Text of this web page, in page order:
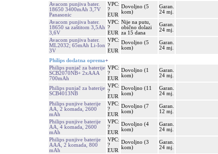
Avacom punjiva bater.
18650 3400mAh 3,7V
Panasonic
VPC:
?
EUR
Dovoljno (5
kom)
Garan.
24 mj.
Avacom punjiva bater.
18650 sa zaštitom 3,5Ah
3,6V
VPC:
?
EUR
Nije na putu,
obično dolazi
za 15 dana
Garan.
24 mj.
Avacom punjiva bater.
ML2032; 65mAh Li-Ion
3V
VPC:
?
EUR
Dovoljno (5
kom)
Garan.
24 mj.
Philips dodatna oprema+
Philips punjač za baterije
SCB2070NB+ 2xAAA
700mAh
VPC:
?
EUR
Dovoljno (1
kom)
Garan.
24 mj.
Philips punjač za baterije
SCB4013NB
VPC:
?
EUR
Dovoljno (11
kom)
Garan.
24 mj.
Philips punjive baterije
AA, 2 komada, 2600
mAh
VPC:
?
EUR
Dovoljno (7
kom)
Garan.
12 mj.
Philips punjive baterije
AA, 4 komada, 2600
mAh
VPC:
?
EUR
Dovoljno (4
kom)
Garan.
24 mj.
Philips punjive baterije
AAA, 2 komada, 800
mAh
VPC:
?
EUR
Dovoljno (3
kom)
Garan.
24 mj.